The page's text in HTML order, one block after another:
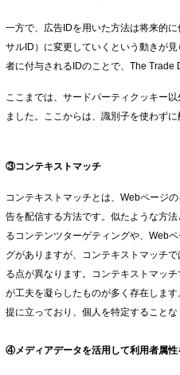
一方で、広告 IDを用いた方法は将来的
サル ID ）に変更していくという動きが
者に付与される IDのことで、 The Trade
ここまでは、サードパーティクッキー
ました。ここからは、識別子を使わず
③コンテキストマッチ
コンテキストマッチとは、 Webページ
告を配信する方法です。似たような方法
るコンテンツターゲティングや、 Web
グがありますが、コンテキストマッチ
る点が異なります。コンテキストマッチ
が工夫を凝らしたものが多く存在します
提に立っており、個人を特定すること
④メディアデータを活用して利用者属性